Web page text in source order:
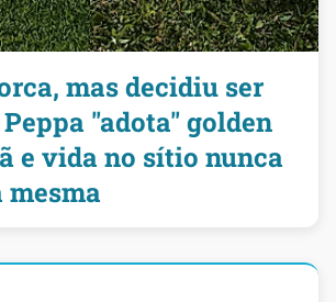
mas decidiu ser
"adota" golden
e vida no sítio nunca